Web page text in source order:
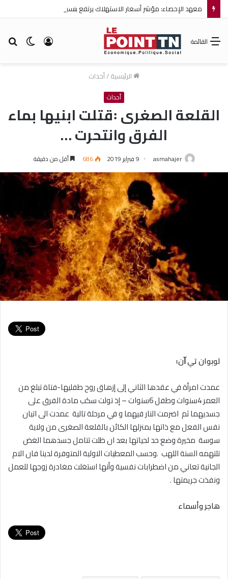
الوضع تسجيل
القائمة
الرئيسية/أحداث
أحداث
القلعة الصغرى ꞉قتلت ابنيها بماء
الفرق وانتحرت …
asmahajer 9 فبراير 2019 686 أقل من دقيقة
لوبوان تي ﺁن꞉
عمدت امرأة في عقدها الثاني إلى إزهاق روح طفليها-فتاة تبلغ من
العمر 4سنوات وطفل 6سنوات – إذ تولت سكب مادة الفرق على
جسديهما ثم اضرمت النار فيهما و في مرحلة تالية عمدت الى اتيان
نفس الفعل مع ذاتها بمنزلها الكائن بالقلعة الصغرى من ولاية
سوسة مخيرة وضع حد لحياتها بعد ان ظلت تتامل جسدهما الغض
تلتهمه السنة اللهب .وحسب المعطيات الاولية المتوفرة لدينا فان الام
الجانية تعاني من اضطرابات نفسية وأنها استغلت مغادرة زوجها للعمل
ونفذت جريمتها .
هاجر وأسماء